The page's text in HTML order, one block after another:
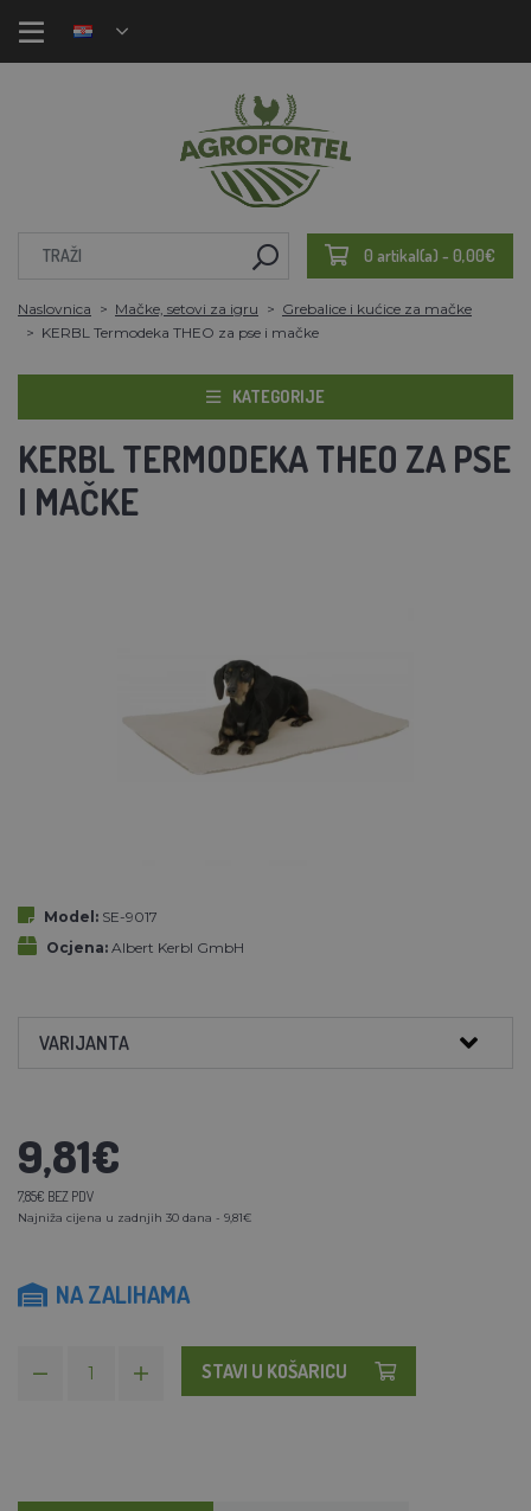
0 artikal(a) - 0,00€
Naslovnica Mačke, setovi za igru
Grebalice i kućice za mačke
KERBL Termodeka THEO za pse i mačke
KATEGORIJE
KERBL TERMODEKA THEO ZA PSE
I MAČKE
Model: SE-9017
Ocjena: Albert Kerbl GmbH
VARIJANTA
9,81€
7,85€ BEZ PDV
Najniža cijena u zadnjih 30 dana - 9,81€
NA ZALIHAMA
STAVI U KOŠARICU